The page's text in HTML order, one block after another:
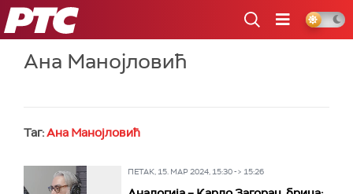
РТС
Ана Манојловић
Таг:Ана Манојловић
ПЕТАК, 15. МАР 2024, 15:30 -> 15:26